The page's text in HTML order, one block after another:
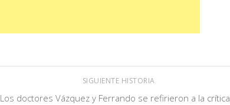
SIGUIENTE HISTORIA
Los doctores Vázquez y Ferrando se refirieron a la crítica